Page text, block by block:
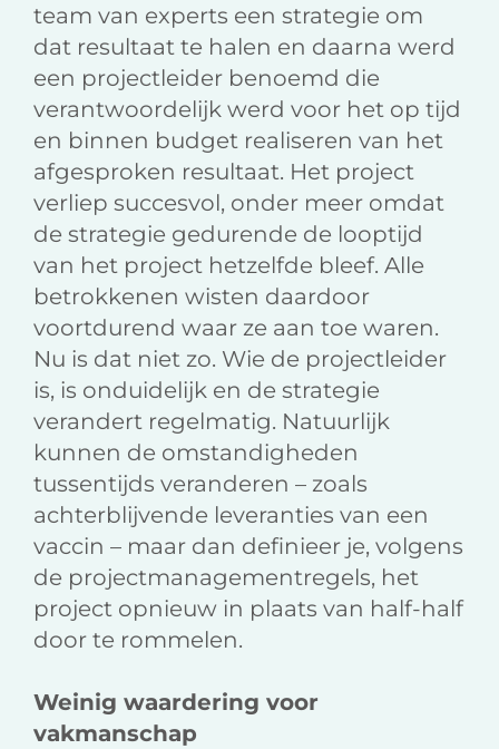
team van experts een strategie om
dat resultaat te halen en daarna werd
een projectleider benoemd die
verantwoordelijk werd voor het op tijd
en binnen budget realiseren van het
afgesproken resultaat. Het project
verliep succesvol, onder meer omdat
de strategie gedurende de looptijd
van het project hetzelfde bleef. Alle
betrokkenen wisten daardoor
voortdurend waar ze aan toe waren.
Nu is dat niet zo. Wie de projectleider
is, is onduidelijk en de strategie
verandert regelmatig. Natuurlijk
kunnen de omstandigheden
tussentijds veranderen – zoals
achterblijvende leveranties van een
vaccin – maar dan definieer je, volgens
de projectmanagementregels, het
project opnieuw in plaats van half-half
door te rommelen.
Weinig waardering voor
vakmanschap